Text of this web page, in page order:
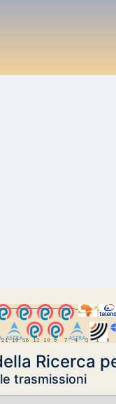
Ricerca
trasmissioni